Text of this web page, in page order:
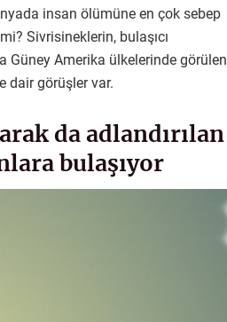
insan ölümüne en çok sebep
Sivrisineklerin, bulaşıcı
Güney Amerika ülkelerinde görülen
dair görüşler var.
da adlandırılan
bulaşıyor